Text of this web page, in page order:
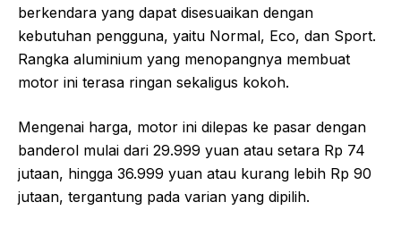
berkendara yang dapat disesuaikan dengan
kebutuhan pengguna, yaitu Normal, Eco, dan Sport.
Rangka aluminium yang menopangnya membuat
motor ini terasa ringan sekaligus kokoh.
Mengenai harga, motor ini dilepas ke pasar dengan
banderol mulai dari 29.999 yuan atau setara Rp 74
jutaan, hingga 36.999 yuan atau kurang lebih Rp 90
jutaan, tergantung pada varian yang dipilih.